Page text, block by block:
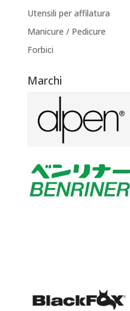
Utensili per affilatura
Manicure / Pedicure
Forbici
Marchi